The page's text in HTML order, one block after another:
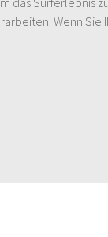
Wenn